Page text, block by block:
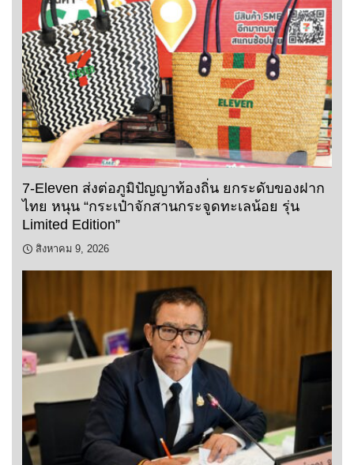
7-Eleven ส่งต่อภูมิปัญญาท้องถิ่น ยกระดับของฝาก
ไทย หนุน “กระเป๋าจักสานกระจูดทะเลน้อย รุ่น
Limited Edition”
สิงหาคม 9, 2026